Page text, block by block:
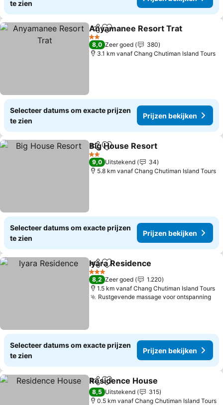
te zien
DelenToevoegen aan favorieten
Anyamanee Resort Trat
2 Sterren
8,0 Zeer goed
380
3.1 km vanaf Chang Chutiman Island Tours
Selecteer datums om exacte prijzen
te zien
Prijzen bekijken
DelenToevoegen aan favorieten
Big House Resort
2 Sterren
9,0 Uitstekend
34
5.8 km vanaf Chang Chutiman Island Tours
Selecteer datums om exacte prijzen
te zien
Prijzen bekijken
DelenToevoegen aan favorieten
Iyara Residence
3 Sterren
8,2 Zeer goed
1.220
1.5 km vanaf Chang Chutiman Island Tours
Rustgevende massage voor ontspanning
Selecteer datums om exacte prijzen
te zien
Prijzen bekijken
DelenToevoegen aan favorieten
Residence House
8,5 Uitstekend
315
0.5 km vanaf Chang Chutiman Island Tours